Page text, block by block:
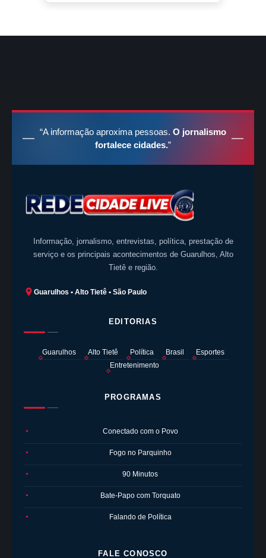
“A informação aproxima pessoas. O jornalismo
fortalece cidades.”
Informação, jornalismo, entrevistas, política, prestação de
serviço e os principais acontecimentos de Guarulhos, Alto
Tietê e região.
Guarulhos • Alto Tietê • São Paulo
EDITORIAS
Guarulhos Alto Tietê Política Brasil
Esportes
Entretenimento
PROGRAMAS
● Conectado com o Povo
● Fogo no Parquinho
● 90 Minutos
● Bate-Papo com Torquato
● Falando de Política
FALE CONOSCO